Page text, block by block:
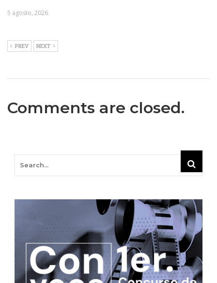
5 agosto, 2026
PREV NEXT
Comments are closed.